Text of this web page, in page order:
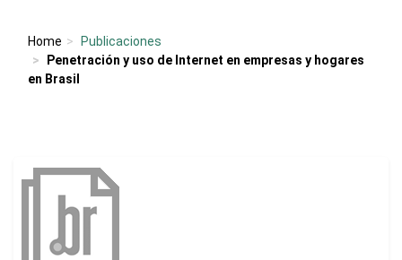
Home
Publicaciones
Penetración y uso de Internet en empresas y hogares
en Brasil